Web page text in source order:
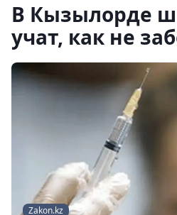
В Кызылорде
учат, как не
Zakon.kz